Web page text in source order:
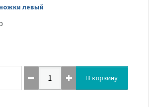
левый
В корзину